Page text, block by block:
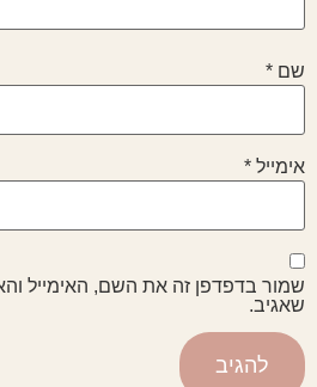
שם *
אימייל *
שמור בדפדפן זה את השם, האימייל
שאגיב.